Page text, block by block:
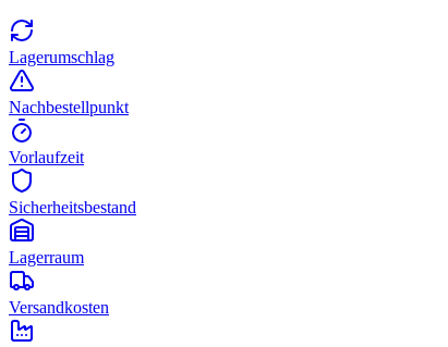
Lagerumschlag
Nachbestellpunkt
Vorlaufzeit
Sicherheitsbestand
Lagerraum
Versandkosten